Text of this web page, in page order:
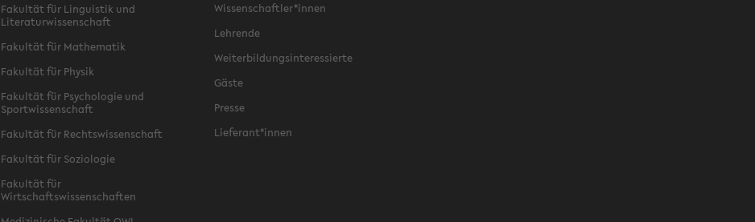
Fakultät für Linguistik und
Literaturwissenschaft
Fakultät für Mathematik
Fakultät für Physik
Fakultät für Psychologie und
Sportwissenschaft
Fakultät für Rechtswissenschaft
Fakultät für Soziologie
Fakultät für
Wirtschaftswissenschaften
Wissenschaftler*innen
Lehrende
Weiterbildungsinteressierte
Gäste
Presse
Lieferant*innen